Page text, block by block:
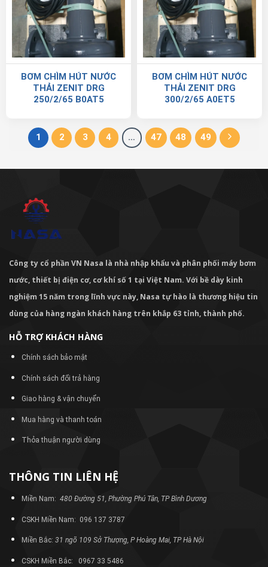
BƠM CHÌM HÚT NƯỚC
THẢI ZENIT DRG
250/2/65 B0AT5
BƠM CHÌM HÚT NƯỚC
THẢI ZENIT DRG
300/2/65 A0ET5
1 2 3 4 … 47 48 49
Công ty cổ phần VN Nasa là nhà nhập khẩu và phân phối máy bơm
nước, thiết bị điện cơ, cơ khí số 1 tại Việt Nam. Với bề dày kinh
nghiệm 15 năm trong lĩnh vực này, Nasa tự hào là thương hiệu tin
dùng của hàng ngàn khách hàng trên khắp 63 tỉnh, thành phố.
HỖ TRỢ KHÁCH HÀNG
Chính sách bảo mật
Chính sách đổi trả hàng
Giao hàng & vận chuyển
Mua hàng và thanh toán
Thỏa thuận người dùng
THÔNG TIN LIÊN HỆ
Miền Nam: 480 Đường 51, Phường Phú Tân, TP Bình Dương
CSKH Miền Nam: 096 137 3787
Miền Bắc: 31 ngõ 109 Sở Thượng, P Hoàng Mai, TP Hà Nội
CSKH Miền Bắc: 0967 33 5486